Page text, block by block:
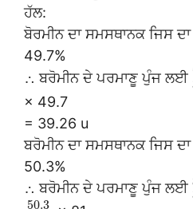
ਹੱਲ:
ਬੋਰਮੀਨ ਦਾ ਸਮਸਥਾਨਕ ਜਿਸ
49.7%
∴ ਬਰੋਮੀਨ ਦੇ ਪਰਮਾਣੂ ਪੁੰਜ ਲਈ
× 49.7
= 39.26 u
ਬਰੋਮੀਨ ਦਾ ਸਮਸਥਾਨਕ ਜਿਸ
50.3%
∴ ਬਰੋਮੀਨ ਦੇ ਪਰਮਾਣੂ ਪੁੰਜ ਲਈ
50.3